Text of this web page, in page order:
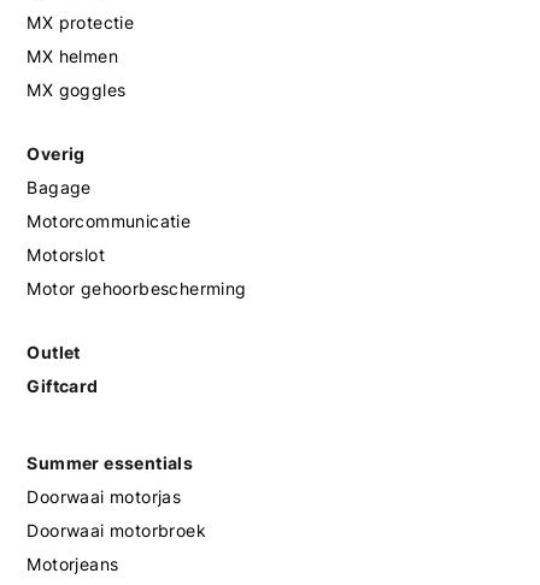
MX protectie
MX helmen
MX goggles
Overig
Bagage
Motorcommunicatie
Motorslot
Motor gehoorbescherming
Outlet
Giftcard
Summer essentials
Doorwaai motorjas
Doorwaai motorbroek
Motorjeans